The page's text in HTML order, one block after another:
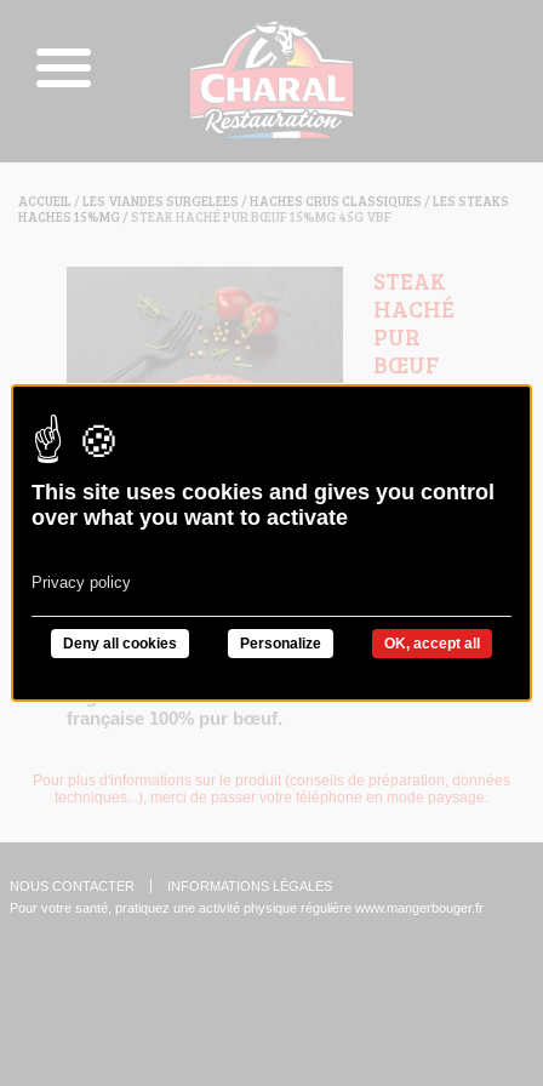
ACCUEIL / LES VIANDES SURGELEES / HACHES CRUS CLASSIQUES / LES STEAKS
HACHES 15%MG / STEAK HACHÉ PUR BŒUF 15%MG 45G VBF
STEAK
HACHÉ
PUR
BŒUF
15%MG
45g. Un haché élaboré avec une viande
française 100% pur bœuf.
Pour plus d'informations sur le produit (conseils de préparation, données
techniques...), merci de passer votre téléphone en mode paysage.
NOUS CONTACTER
INFORMATIONS LÉGALES
Pour votre santé, pratiquez une activité physique régulière www.mangerbouger.fr
This site uses cookies and gives you control
over what you want to activate
OK, accept all
Deny all cookies Personalize
Privacy policy